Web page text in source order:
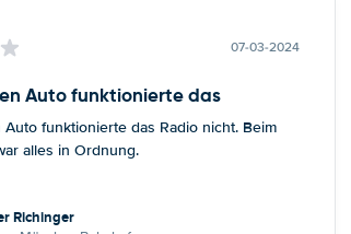
07-03-2024
Auto funktionierte das
Auto funktionierte das Radio nicht. Beim
alles in Ordnung.
Richinger